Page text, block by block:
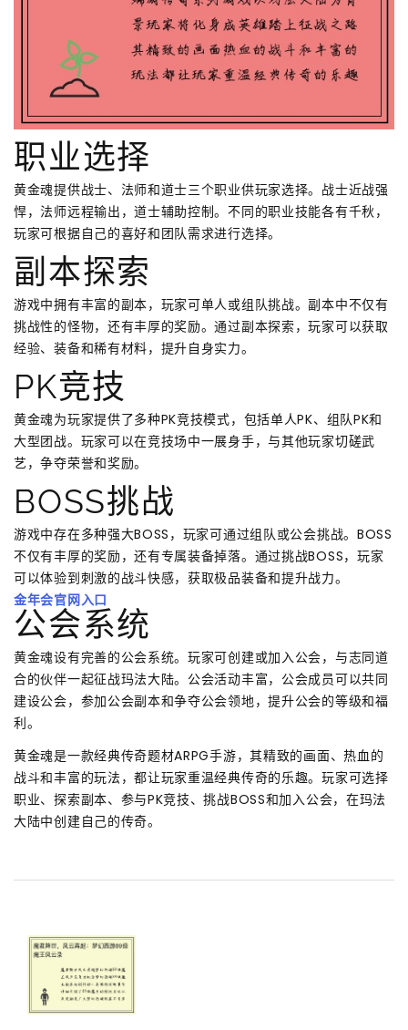
职业选择
黄金魂提供战士、法师和道士三个职业供玩家选择。战士近战强
悍，法师远程输出，道士辅助控制。不同的职业技能各有千秋，
玩家可根据自己的喜好和团队需求进行选择。
副本探索
游戏中拥有丰富的副本，玩家可单人或组队挑战。副本中不仅有
挑战性的怪物，还有丰厚的奖励。通过副本探索，玩家可以获取
经验、装备和稀有材料，提升自身实力。
PK竞技
黄金魂为玩家提供了多种PK竞技模式，包括单人PK、组队PK和
大型团战。玩家可以在竞技场中一展身手，与其他玩家切磋武
艺，争夺荣誉和奖励。
BOSS挑战
游戏中存在多种强大BOSS，玩家可通过组队或公会挑战。BOSS
不仅有丰厚的奖励，还有专属装备掉落。通过挑战BOSS，玩家
可以体验到刺激的战斗快感，获取极品装备和提升战力。
金年会官网入口
公会系统
黄金魂设有完善的公会系统。玩家可创建或加入公会，与志同道
合的伙伴一起征战玛法大陆。公会活动丰富，公会成员可以共同
建设公会，参加公会副本和争夺公会领地，提升公会的等级和福
利。
黄金魂是一款经典传奇题材ARPG手游，其精致的画面、热血的
战斗和丰富的玩法，都让玩家重温经典传奇的乐趣。玩家可选择
职业、探索副本、参与PK竞技、挑战BOSS和加入公会，在玛法
大陆中创建自己的传奇。